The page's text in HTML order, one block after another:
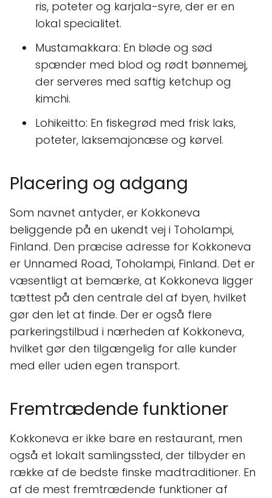
ris, poteter og karjala-syre, der er en
lokal specialitet.
Mustamakkara: En bløde og sød
spænder med blod og rødt bønnemej,
der serveres med saftig ketchup og
kimchi.
Lohikeitto: En fiskegrød med frisk laks,
poteter, laksemajonæse og kørvel.
Placering og adgang
Som navnet antyder, er Kokkoneva
beliggende på en ukendt vej i Toholampi,
Finland. Den præcise adresse for Kokkoneva
er Unnamed Road, Toholampi, Finland. Det er
væsentligt at bemærke, at Kokkoneva ligger
tættest på den centrale del af byen, hvilket
gør den let at finde. Der er også flere
parkeringstilbud i nærheden af Kokkoneva,
hvilket gør den tilgængelig for alle kunder
med eller uden egen transport.
Fremtrædende funktioner
Kokkoneva er ikke bare en restaurant, men
også et lokalt samlingssted, der tilbyder en
række af de bedste finske madtraditioner. En
af de mest fremtrædende funktioner af